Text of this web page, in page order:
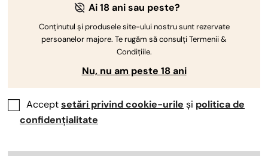
The RQS Blog
Soiuri și produse
Ai 18 ani sau peste?
Conținutul și produsele site-ului nostru sunt rezervate
persoanelor majore. Te rugăm să consulți Termenii &
Condițiile.
Nu, nu am peste 18 ani
Acceptsetări privind cookie-urile și politica de
confidențialitate